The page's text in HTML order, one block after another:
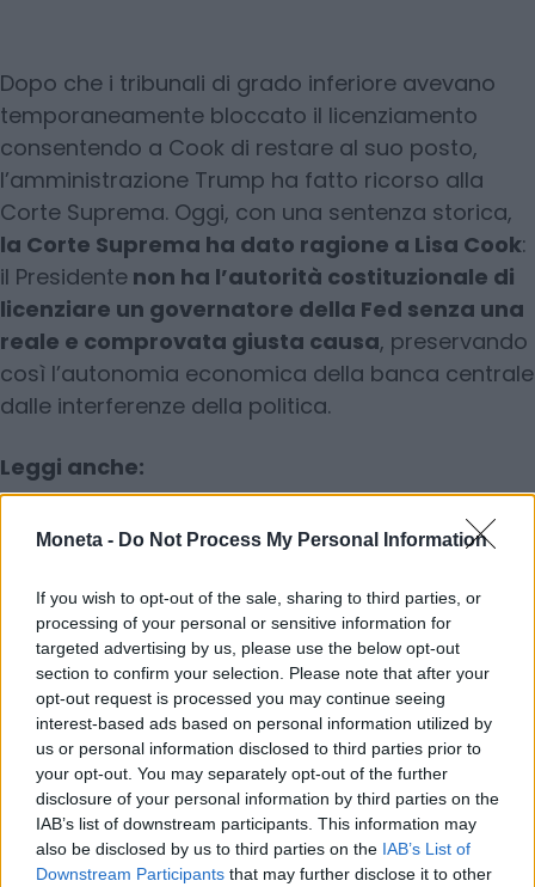
Moneta - Do Not Process My Personal Information
If you wish to opt-out of the sale, sharing to third parties, or
processing of your personal or sensitive information for
targeted advertising by us, please use the below opt-out
section to confirm your selection. Please note that after your
opt-out request is processed you may continue seeing
interest-based ads based on personal information utilized by
us or personal information disclosed to third parties prior to
your opt-out. You may separately opt-out of the further
disclosure of your personal information by third parties on the
IAB’s list of downstream participants. This information may
also be disclosed by us to third parties on the IAB’s List of
Downstream Participants that may further disclose it to other
Dopo che i tribunali di grado inferiore avevano
temporaneamente bloccato il licenziamento
consentendo a Cook di restare al suo posto,
l’amministrazione Trump ha fatto ricorso alla
Corte Suprema. Oggi, con una sentenza storica,
la Corte Suprema ha dato ragione a Lisa Cook:
il Presidente non ha l’autorità costituzionale di
licenziare un governatore della Fed senza una
reale e comprovata giusta causa, preservando
così l’autonomia economica della banca centrale
dalle interferenze della politica.
Leggi anche:
Trump licenzia la governatrice della Fed Lisa
© RIPRODUZIONE RISERVATA
banche dazi
imprese
investimenti
lavoro
Condividi